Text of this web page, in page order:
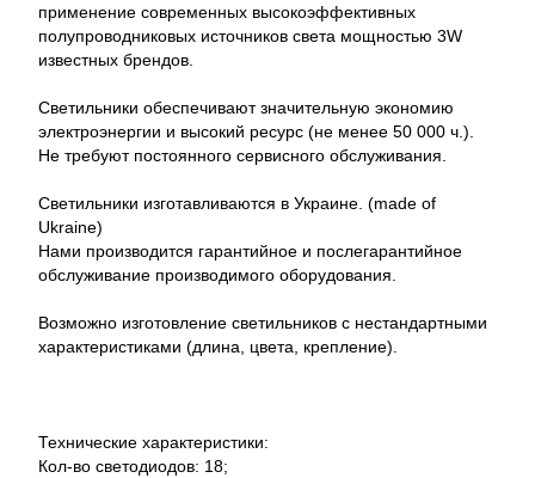
применение современных высокоэффективных
полупроводниковых источников света мощностью 3W
известных брендов.
Светильники обеспечивают значительную экономию
электроэнергии и высокий ресурс (не менее 50 000 ч.).
Не требуют постоянного сервисного обслуживания.
Светильники изготавливаются в Украине. (made of
Ukraine)
Нами производится гарантийное и послегарантийное
обслуживание производимого оборудования.
Возможно изготовление светильников с нестандартными
характеристиками (длина, цвета, крепление).
Технические характеристики:
Кол-во светодиодов: 18;